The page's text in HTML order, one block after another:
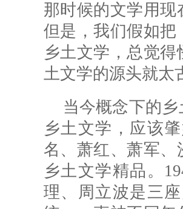
那时候的文学用
但是，我们假如
乡土文学，总觉
土文学的源头就太
当今概念下的
乡土文学，应该
名、萧红、萧军
乡土文学精品。
理、周立波是三